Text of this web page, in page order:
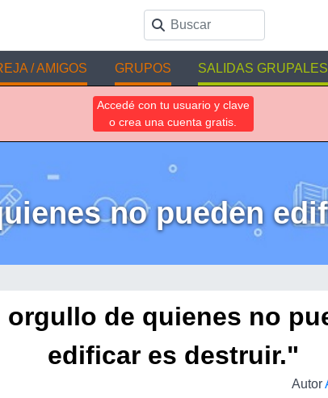
/ AMIGOS GRUPOS SALIDAS GRUPALES
Accedé con tu usuario y clave
o crea una cuenta gratis.
no pueden
orgullo de quienes no
edificar es destruir."
Autor